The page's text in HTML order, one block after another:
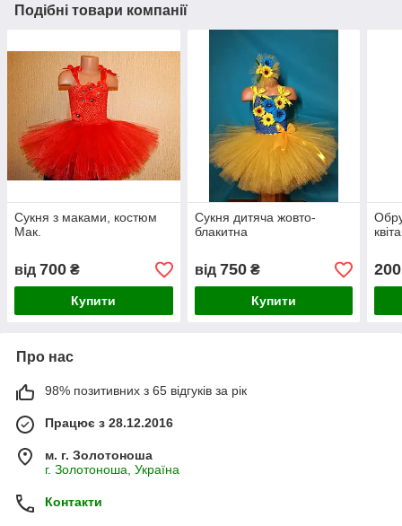
Подібні товари компанії
Сукня з маками, костюм
Мак.
від 700 ₴
Купити
Сукня дитяча жовто-
блакитна
від 750₴
Купити
200
Про нас
98% позитивних з 65 відгуків за рік
Працює з 28.12.2016
м. г. Золотоноша
г. Золотоноша, Україна
Контакти